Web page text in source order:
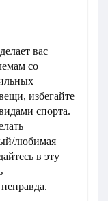
вас
со
избегайте
спорта.
любимая
в эту